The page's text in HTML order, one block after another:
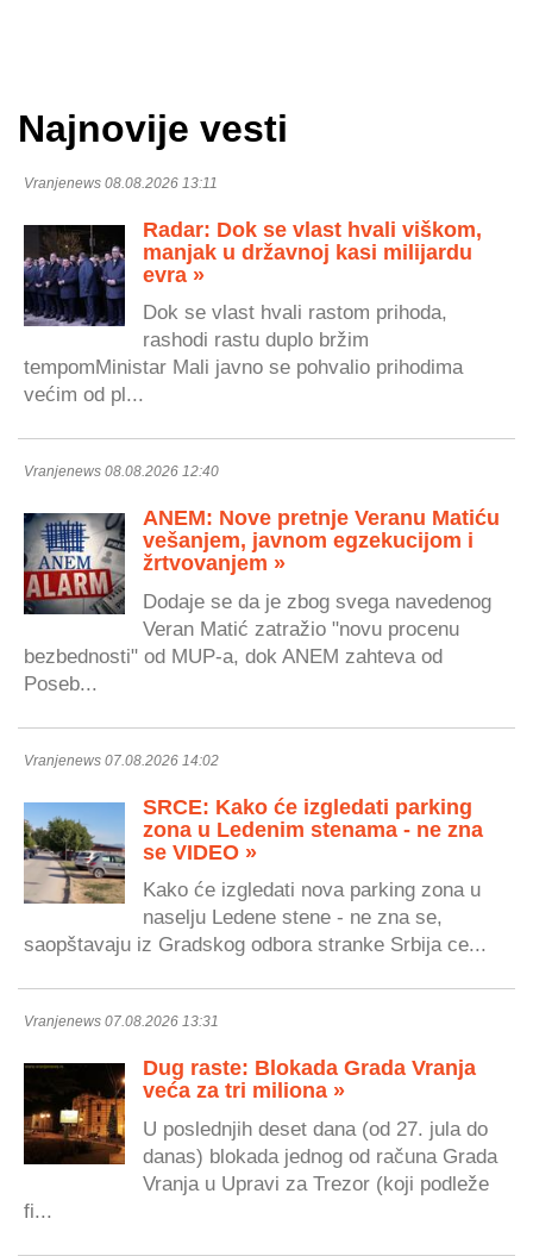
Najnovije vesti
Vranjenews 08.08.2026 13:11
Radar: Dok se vlast hvali viškom,
manjak u državnoj kasi milijardu
evra »
Dok se vlast hvali rastom prihoda,
rashodi rastu duplo bržim
tempomMinistar Mali javno se pohvalio prihodima
većim od pl...
Vranjenews 08.08.2026 12:40
ANEM: Nove pretnje Veranu Matiću
vešanjem, javnom egzekucijom i
žrtvovanjem »
Dodaje se da je zbog svega navedenog
Veran Matić zatražio "novu procenu
bezbednosti" od MUP-a, dok ANEM zahteva od
Poseb...
Vranjenews 07.08.2026 14:02
SRCE: Kako će izgledati parking
zona u Ledenim stenama - ne zna
se VIDEO »
Kako će izgledati nova parking zona u
naselju Ledene stene - ne zna se,
saopštavaju iz Gradskog odbora stranke Srbija ce...
Vranjenews 07.08.2026 13:31
Dug raste: Blokada Grada Vranja
veća za tri miliona »
U poslednjih deset dana (od 27. jula do
danas) blokada jednog od računa Grada
Vranja u Upravi za Trezor (koji podleže
fi...